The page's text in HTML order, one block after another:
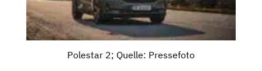
Polestar 2; Quelle: Pressefoto